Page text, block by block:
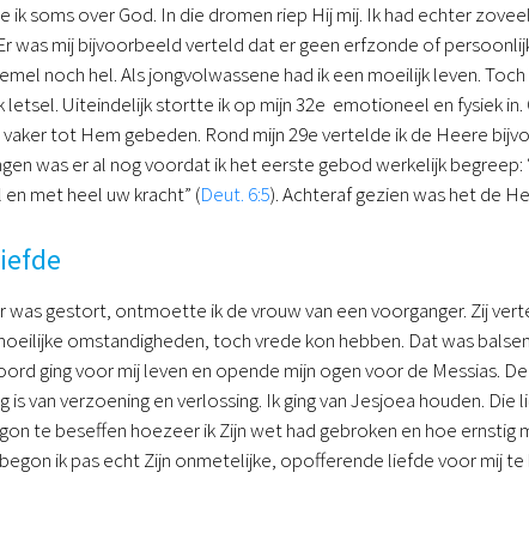
ik soms over God. In die dromen riep Hij mij. Ik had echter
was mij bijvoorbeeld verteld dat er geen erfzonde of
noch hel. Als jongvolwassene had ik een moeilijk leven.
letsel. Uiteindelijk stortte ik op mijn 32e emotioneel en fysiek in.
tot Hem gebeden. Rond mijn 29e vertelde ik de Heere
was er al nog voordat ik het eerste gebod werkelijk
met heel uw kracht” (Deut. 6:5). Achteraf gezien was het de
was gestort, ontmoette ik de vrouw van een voorganger. Zij
omstandigheden, toch vrede kon hebben. Dat was
ging voor mij leven en opende mijn ogen voor de Messias.
is van verzoening en verlossing. Ik ging van Jesjoea houden.
te beseffen hoezeer ik Zijn wet had gebroken en hoe ernstig
ik pas echt Zijn onmetelijke, opofferende liefde voor mij